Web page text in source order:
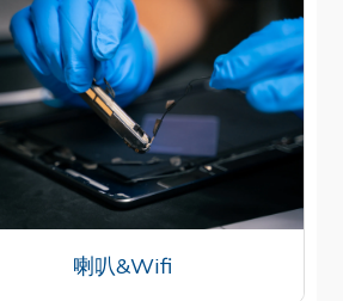
喇叭&Wifi